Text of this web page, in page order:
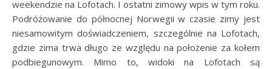
weekendzie na Lofotach. I ostatni zimowy wpis w tym roku.
Podróżowanie do północnej Norwegii w czasie zimy jest
niesamowitym doświadczeniem, szczególnie na Lofotach,
gdzie zima trwa długo ze względu na położenie za kołem
podbiegunowym. Mimo to, widoki na Lofotach są